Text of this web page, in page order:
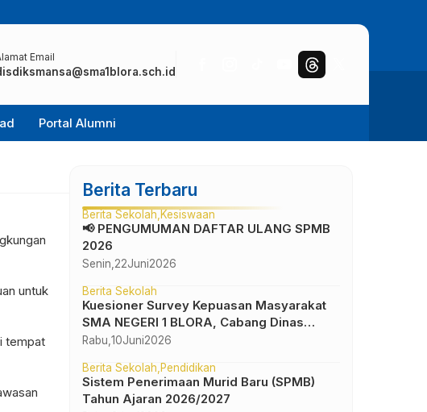
Email
Portal Alumni
untuk
tempat
Berita Terbaru
Berita Sekolah Kesiswaan
📢 PENGUMUMAN DAFTAR ULANG SPMB
2026
Senin, 22Juni2026
Berita Sekolah
Kuesioner Survey Kepuasan Masyarakat
SMA NEGERI 1 BLORA, Cabang Dinas
Pendidikan Wilayah IV
Rabu, 10Juni2026
Berita Sekolah Pendidikan
Sistem Penerimaan Murid Baru (SPMB)
Tahun Ajaran 2026/2027